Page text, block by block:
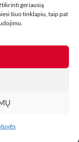
geriausią
šiuo tinklapiu, taip pat
TINKLARAŠTIS